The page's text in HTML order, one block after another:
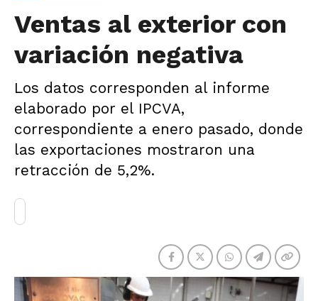
Ventas al exterior con
variación negativa
Los datos corresponden al informe
elaborado por el IPCVA,
correspondiente a enero pasado, donde
las exportaciones mostraron una
retracción de 5,2%.